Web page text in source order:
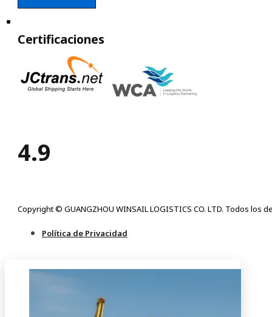
Certificaciones
4.9
Copyright © GUANGZHOU WINSAIL LOGISTICS CO. LTD. Todos los
Política de Privacidad